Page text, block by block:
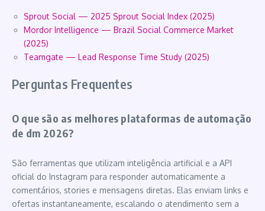
Sprout Social — 2025 Sprout Social Index (2025)
Mordor Intelligence — Brazil Social Commerce Market
(2025)
Teamgate — Lead Response Time Study (2025)
Perguntas Frequentes
O que são as melhores plataformas de automação
de dm 2026?
São ferramentas que utilizam inteligência artificial e a API
oficial do Instagram para responder automaticamente a
comentários, stories e mensagens diretas. Elas enviam links e
ofertas instantaneamente, escalando o atendimento sem a